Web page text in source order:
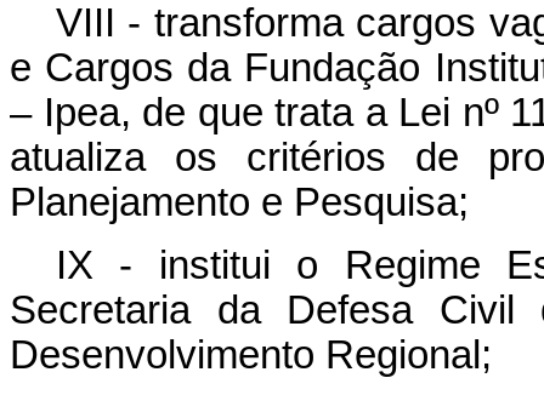
VIII - transforma cargos
e Cargos da Fundação
– Ipea, de que trata a Lei nº
atualiza os critérios de
Planejamento e Pesquisa;
IX - institui o Regime
Secretaria da Defesa
Desenvolvimento Regional;